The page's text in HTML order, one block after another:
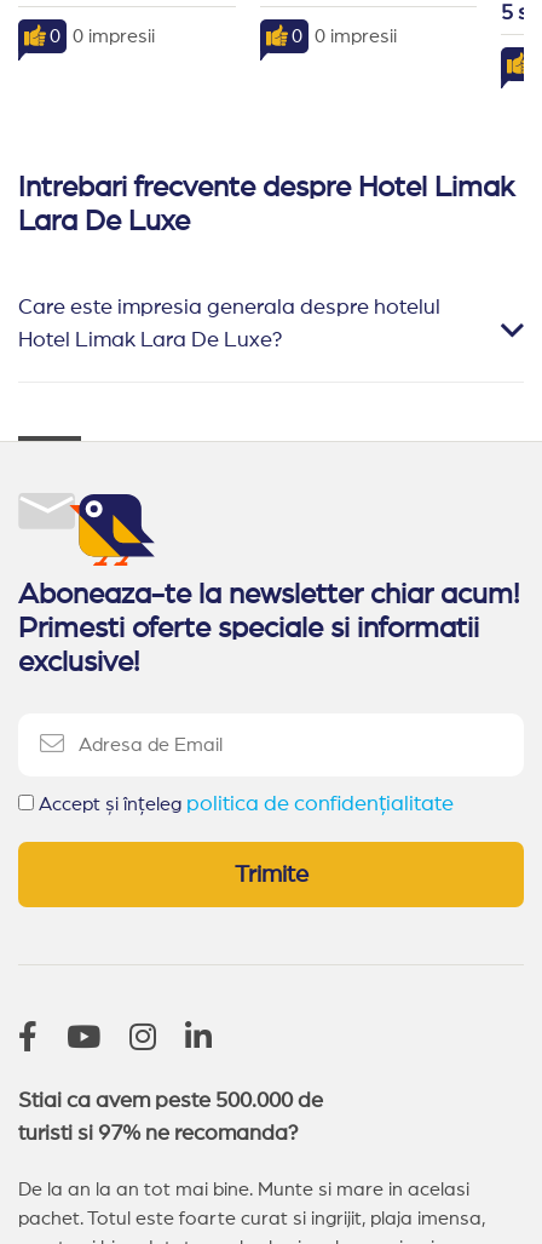
0 0 impresii 0 0 impresii
5
Intrebari frecvente despre Hotel Limak
Lara De Luxe
Care este impresia generala despre hotelul
Hotel Limak Lara De Luxe?
Aboneaza-te la newsletter chiar acum!
Primesti oferte speciale si informatii
exclusive!
Accept și înțeleg politica de confidențialitate
Trimite
Stiai ca avem peste 500.000 de
turisti si 97% ne recomanda?
De la an la an tot mai bine. Munte si mare in acelasi
pachet. Totul este foarte curat si ingrijit, plaja imensa,